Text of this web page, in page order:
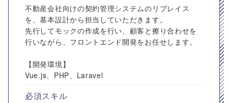
不動産会社向けの契約管理システムのリプレイス
を、基本設計から担当していただきます。
先行してモックの作成を行い、顧客と擦り合わせを
行いながら、フロントエンド開発をお任せします。
【開発環境】
Vue.js、PHP、Laravel
必須スキル